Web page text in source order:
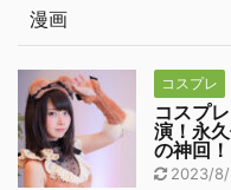
漫画
コスプレ
コスプ
演！永
の神回！
2023/